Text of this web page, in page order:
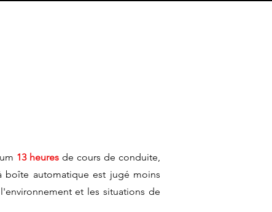
13 heures de cours de conduite,
boîte automatique est jugé moins
et les situations de